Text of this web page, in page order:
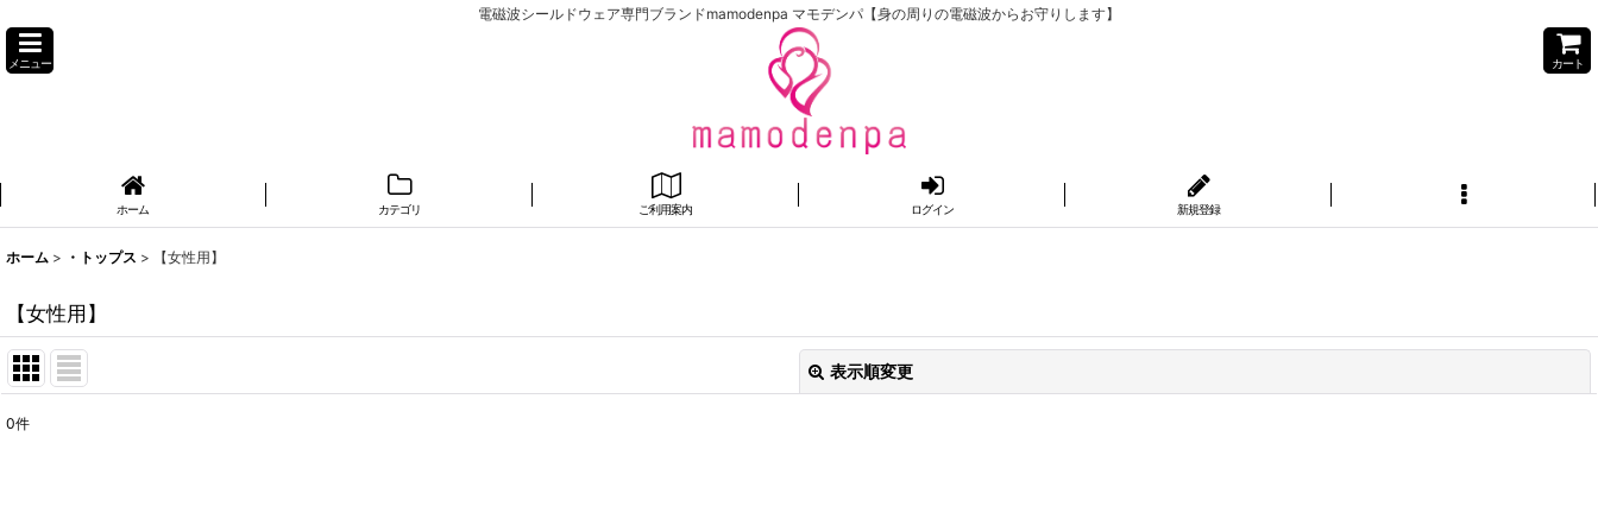
電磁波シールドウェア専門ブランドmamodenpa マモデンパ【身の周りの電磁波からお守りします】
メニュー カート
ホーム カテゴリ ご利用案内 ログイン 新規登録
ホーム > ・トップス > 【女性用】
【女性用】
表示順変更
0件